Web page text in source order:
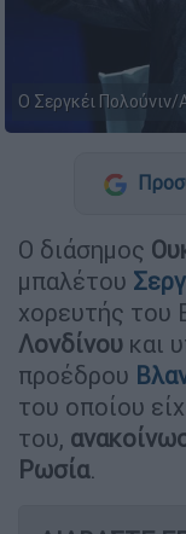
O Σεργκέι
Ο διάσημος
μπαλέτου
χορευτής του
Λονδίνου και
προέδρου
του οποίου
του,
Ρωσία.